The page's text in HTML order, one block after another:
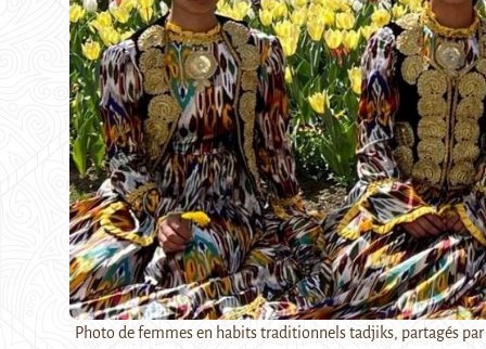
Photo de femmes en habits traditionnels tadjiks, partagés